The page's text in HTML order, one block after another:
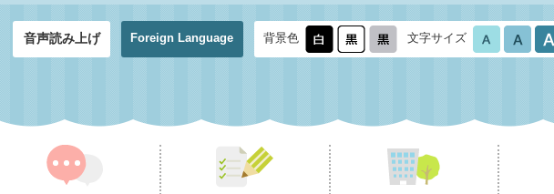
音声読み上げ Foreign Language 背景色 文字サイズ